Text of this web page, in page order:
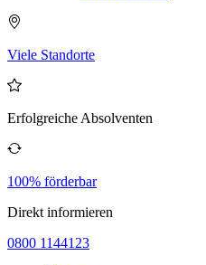
Viele Standorte
Erfolgreiche Absolventen
100% förderbar
Direkt informieren
0800 1144123